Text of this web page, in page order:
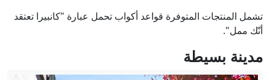
تشمل المنتجات المتوفرة قواعد أكواب تحمل عبارة "كانبيرا تعتقد
أنّك ممل".
مدينة بسيطة